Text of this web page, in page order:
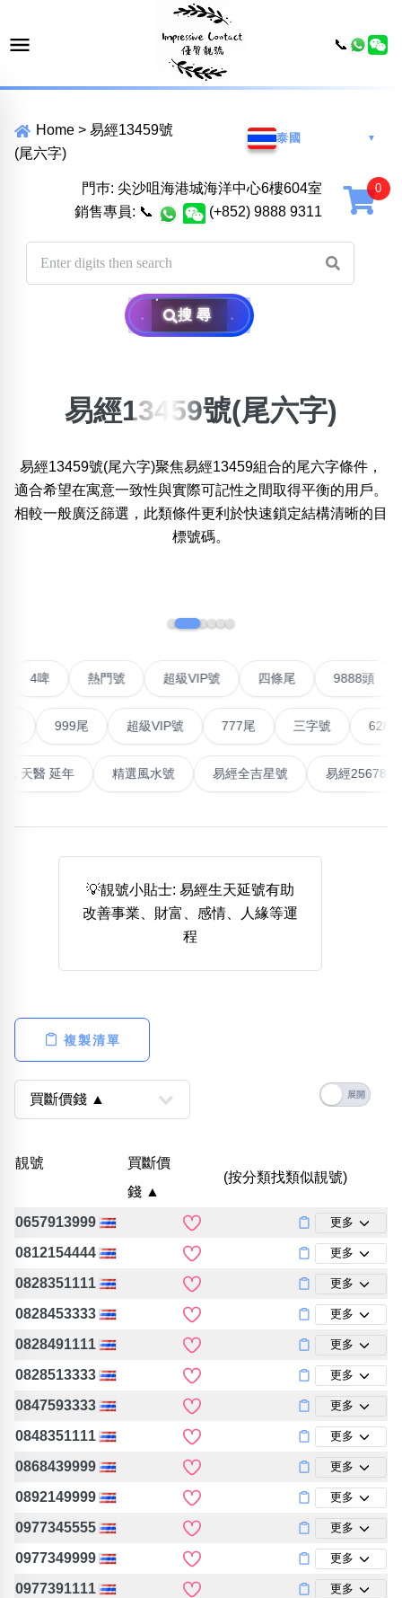
Home > 易經13459號
(尾六字)
泰國 ▼
門巿: 尖沙咀海港城海洋中心6樓604室
銷售專員: 📞 (+852) 9888 9311
搜尋
位置:
一 二 三 四 五 六 七 八 九 十
無0 無3無4無5 無7無8無9
清除全部分類
搜尋
888尾
999尾 777尾 9字頭 6字頭
無4字
全大數字
5萬以上 生天延 全吉星(全號)
清除全部分類
幸運號分類
包含數字
生日分類
五行
清除全部分類
搜尋
易經13459號(尾六字)
易經13459號(尾六字)聚焦易經13459組合的尾六字條件，
適合希望在寓意一致性與實際可記性之間取得平衡的用戶。
相較一般廣泛篩選，此類條件更利於快速鎖定結構清晰的目
標號碼。
熱門號 超級VIP號 四條尾 9888
999尾 超級VIP號 777尾 三字號 6288頭
高能量生氣 天醫 延年 精選風水號 易經全吉星號 易
💡靚號小貼士: 易經生天延號有助
改善事業、財富、感情、人緣等運
程
複製清單
靚號
買斷價
錢 ▲
(按分類找類似靚號)
0657913999 更多
0812154444 更多
0828351111 更多
0828453333 更多
0828491111 更多
0828513333 更多
0847593333 更多
0848351111 更多
0868439999 更多
0892149999 更多
0977345555 更多
0977349999 更多
0977391111 更多
📞